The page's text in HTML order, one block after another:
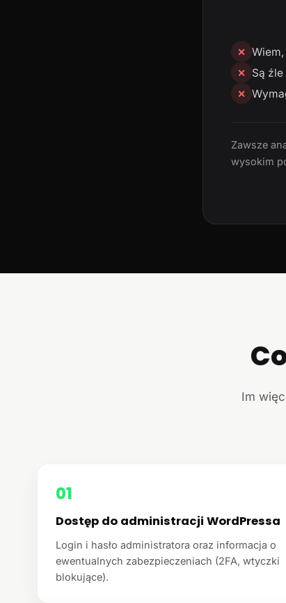
✕
✕ Są
✕
Zawsze
wysokim
Im
01
Dostęp do administracji WordPressa
Login i hasło administratora oraz informacja o
ewentualnych zabezpieczeniach (2FA, wtyczki
blokujące).